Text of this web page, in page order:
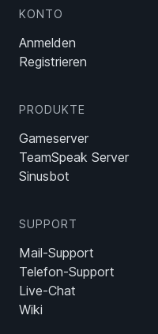
KONTO
Anmelden
Registrieren
PRODUKTE
Gameserver
TeamSpeak Server
Sinusbot
SUPPORT
Mail-Support
Telefon-Support
Live-Chat
Wiki